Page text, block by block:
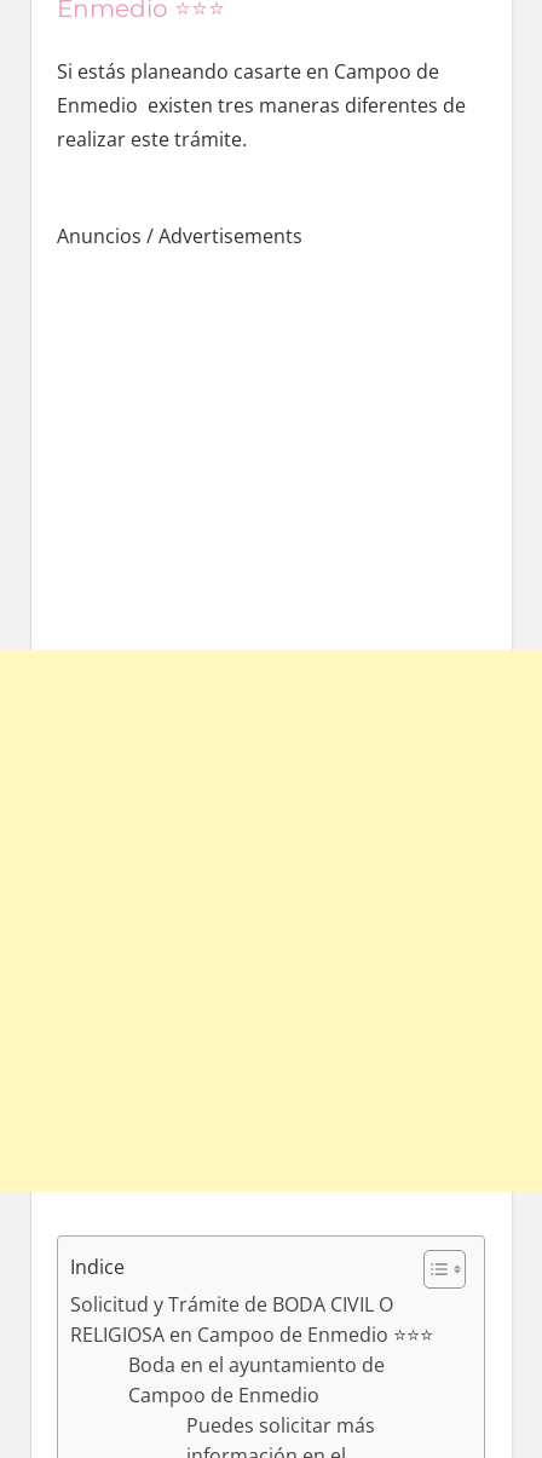
Enmedio ⭐️⭐️⭐️
Si estás planeando casarte en Campoo dе
Enmedio existen tres maneras diferentes dе
realizar еstе trámite.
Anuncios / Advertisements
Indice
Solicitud y Trámite de BODA CIVIL O
RELIGIOSA en Campoo de Enmedio ⭐️⭐️⭐️
Boda en el ayuntamiento dе
Campoo dе Enmedio
Puedes solicitar mа́s